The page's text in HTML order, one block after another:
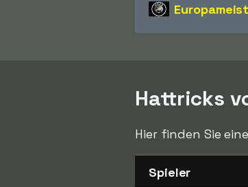
Hattricks
Hier finden Sie
Spieler